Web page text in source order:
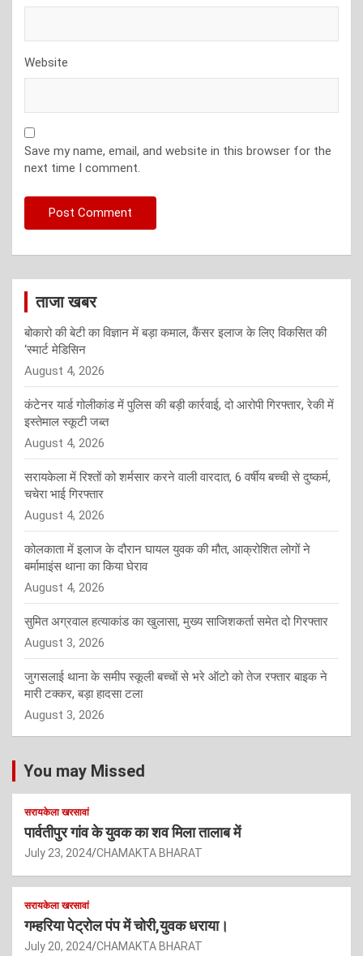
Website
Save my name, email, and website in this browser for the
next time I comment.
ताजा खबर
बोकारो की बेटी का विज्ञान में बड़ा कमाल, कैंसर इलाज के लिए विकसित की
‘स्मार्ट मेडिसिन
August 4, 2026
कंटेनर यार्ड गोलीकांड में पुलिस की बड़ी कार्रवाई, दो आरोपी गिरफ्तार, रेकी में
इस्तेमाल स्कूटी जब्त
August 4, 2026
सरायकेला में रिश्तों को शर्मसार करने वाली वारदात, 6 वर्षीय बच्ची से दुष्कर्म,
चचेरा भाई गिरफ्तार
August 4, 2026
कोलकाता में इलाज के दौरान घायल युवक की मौत, आक्रोशित लोगों ने
बर्मामाइंस थाना का किया घेराव
August 4, 2026
सुमित अग्रवाल हत्याकांड का खुलासा, मुख्य साजिशकर्ता समेत दो गिरफ्तार
August 3, 2026
जुगसलाई थाना के समीप स्कूली बच्चों से भरे ऑटो को तेज रफ्तार बाइक ने
मारी टक्कर, बड़ा हादसा टला
August 3, 2026
You may Missed
सरायकेला खरसावां
पार्वतीपुर गांव के युवक का शव मिला तालाब में
July 23, 2024 CHAMAKTA BHARAT
सरायकेला खरसावां
गम्हरिया पेट्रोल पंप में चोरी,युवक धराया।
July 20, 2024 CHAMAKTA BHARAT